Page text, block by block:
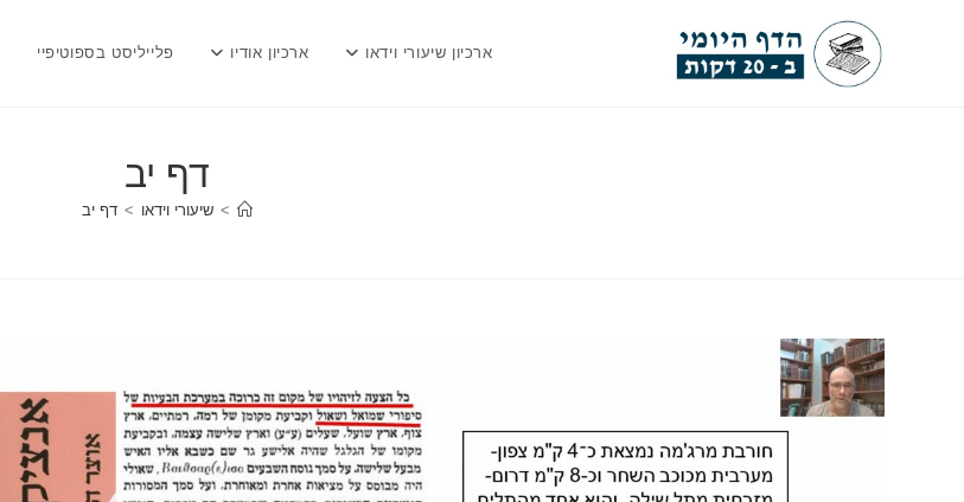
ארכיון שיעורי וידאו ארכיון אודיו פלייליסט בספוטיפיי
דף יב
> שיעורי וידאו > דף יב